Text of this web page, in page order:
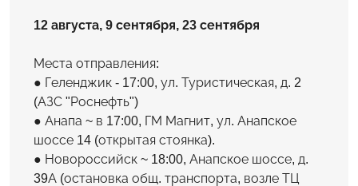
12 августа, 9 сентября, 23 сентября
Места отправления:
Геленджик - 17:00, ул. Туристическая, д. 2
(АЗС "Роснефть")
Анапа ~ в 17:00, ГМ Магнит, ул. Анапское
шоссе 14 (открытая стоянка).
Новороссийск ~ 18:00, Анапское шоссе, д.
39А (остановка общ. транспорта, возле ТЦ